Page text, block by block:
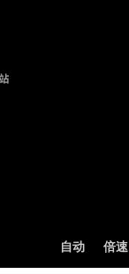
自动 倍速